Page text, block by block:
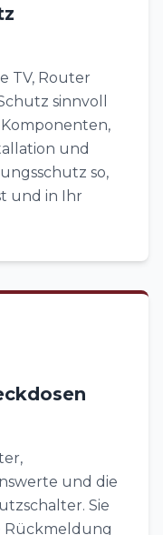
TV, Router
sinnvoll
und
so,
und in Ihr
und die
Sie
Rückmeldung